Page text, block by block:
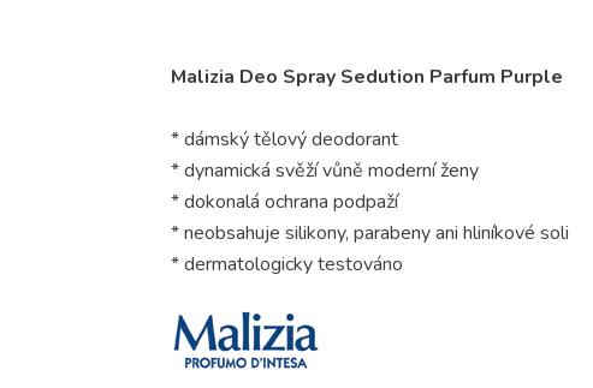
Malizia Deo Spray Sedution Parfum Purple
* dámský tělový deodorant
* dynamická svěží vůně moderní ženy
* dokonalá ochrana podpaží
* neobsahuje silikony, parabeny ani hliníkové soli
* dermatologicky testováno